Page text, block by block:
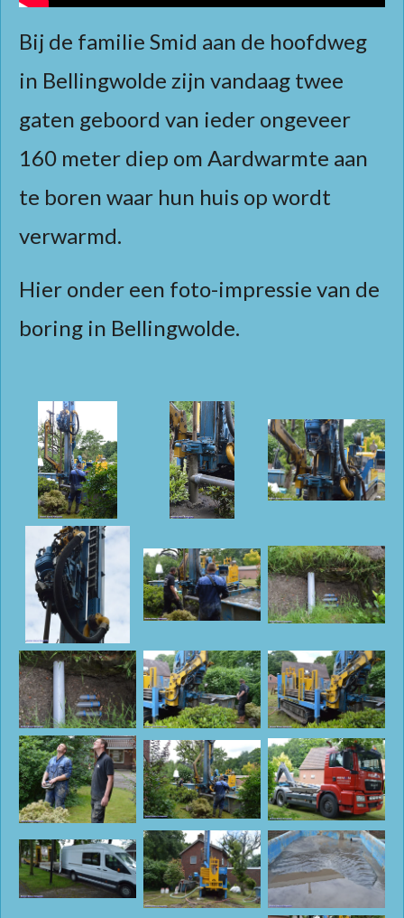
Bij de familie Smid aan de hoofdweg
in Bellingwolde zijn vandaag twee
gaten geboord van ieder ongeveer
160 meter diep om Aardwarmte aan
te boren waar hun huis op wordt
verwarmd.
Hier onder een foto-impressie van de
boring in Bellingwolde.